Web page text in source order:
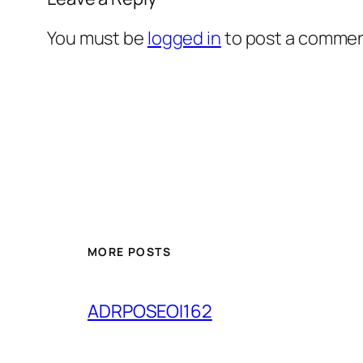
You must be logged into post a
MORE POSTS
ADRPOSEOI162